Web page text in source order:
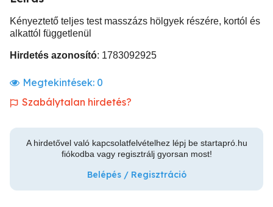
Kényeztető teljes test masszázs hölgyek részére, kortól és
alkattól függetlenül
Hirdetés azonosító: 1783092925
Megtekintések: 0
Szabálytalan hirdetés?
A hirdetővel való kapcsolatfelvételhez lépj be startapró.hu
fiókodba vagy regisztrálj gyorsan most!
Belépés / Regisztráció